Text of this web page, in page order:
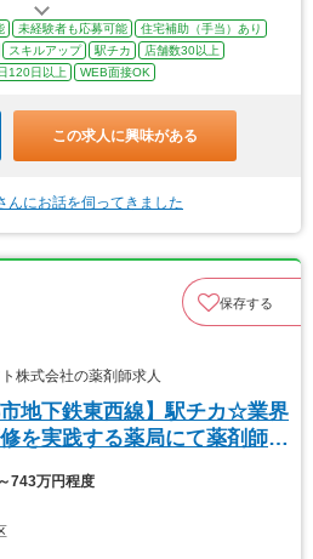
未経験者も応募可能
住宅補助（手当）あり
スキルアップ 駅チカ
店舗数30以上
120日以上 WEB面接OK
この求人に興味がある
んにお話を伺ってきました
保存する
株式会社の薬剤師求人
市地下鉄東西線】駅チカ☆業界
を実践する薬局にて薬剤師募
743万円程度